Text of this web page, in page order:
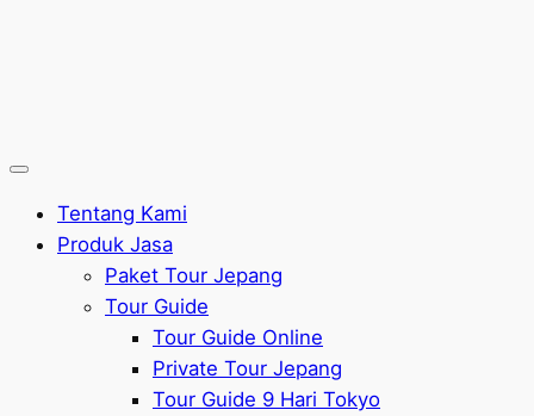
Tentang Kami
Produk Jasa
Paket Tour Jepang
Tour Guide
Tour Guide Online
Private Tour Jepang
Tour Guide 9 Hari Tokyo